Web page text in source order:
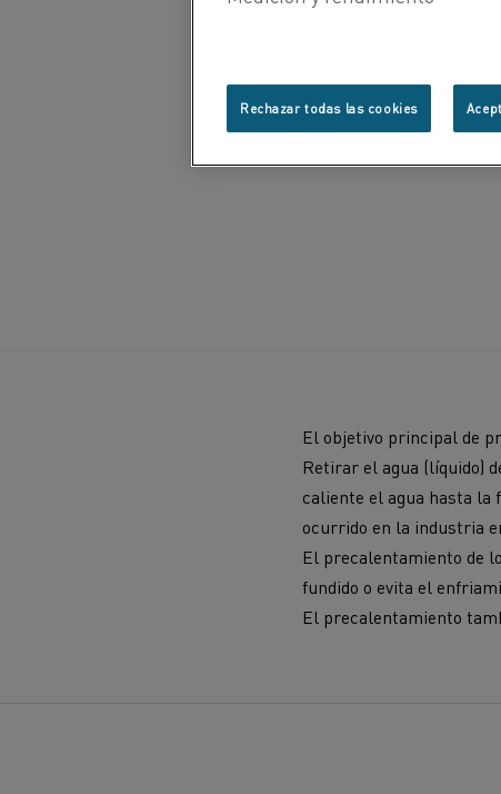
El objetivo principal de
Retirar el agua (líquido)
caliente el agua hasta la
ocurrido en la industria
El precalentamiento de
fundido o evita el
El precalentamiento
Rechazar todas las cookies